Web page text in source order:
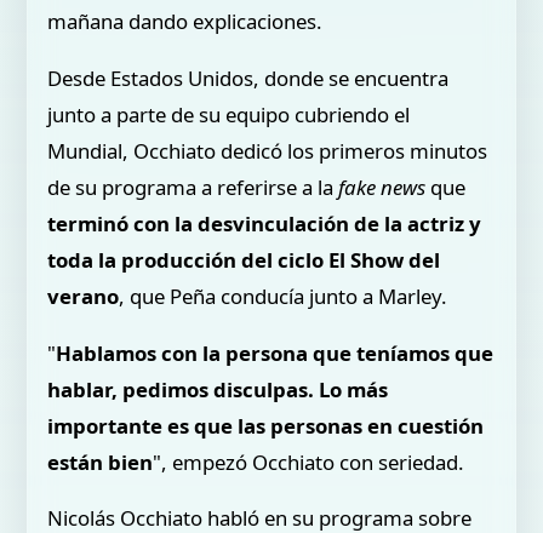
mañana dando explicaciones.
Desde Estados Unidos, donde se encuentra
junto a parte de su equipo cubriendo el
Mundial, Occhiato dedicó los primeros minutos
de su programa a referirse a lafake news que
terminó con la desvinculación de la actriz y
toda la producción del ciclo El Show del
verano, que Peña conducía junto a Marley.
"Hablamos con la persona que teníamos que
hablar, pedimos disculpas. Lo más
importante es que las personas en cuestión
están bien", empezó Occhiato con seriedad.
Nicolás Occhiato habló en su programa sobre